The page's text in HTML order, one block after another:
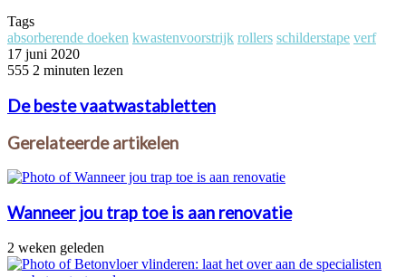
Tags
absorberende doeken kwastenvoorstrijk rollers schilderstape verf
17 juni 2020
555 2 minuten lezen
De beste vaatwastabletten
Gerelateerde artikelen
Wanneer jou trap toe is aan renovatie
2 weken geleden